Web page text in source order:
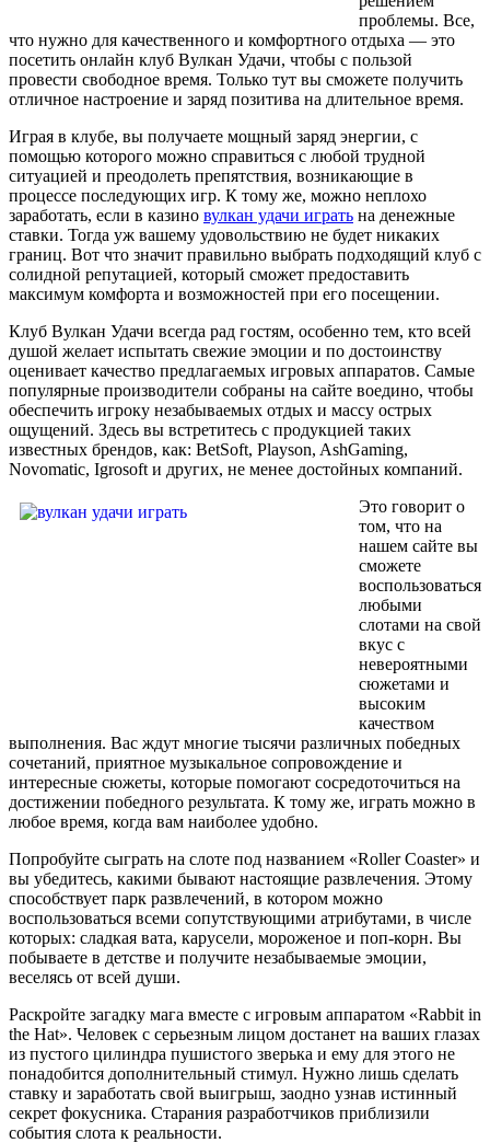
проблемы. Все,
что нужно для качественного и комфортного отдыха — это
посетить онлайн клуб Вулкан Удачи, чтобы с пользой
провести свободное время. Только тут вы сможете получить
отличное настроение и заряд позитива на длительное время.
Играя в клубе, вы получаете мощный заряд энергии, с
помощью которого можно справиться с любой трудной
ситуацией и преодолеть препятствия, возникающие в
процессе последующих игр. К тому же, можно неплохо
заработать, если в казино вулкан удачи играть на денежные
ставки. Тогда уж вашему удовольствию не будет никаких
границ. Вот что значит правильно выбрать подходящий клуб с
солидной репутацией, который сможет предоставить
максимум комфорта и возможностей при его посещении.
Клуб Вулкан Удачи всегда рад гостям, особенно тем, кто всей
душой желает испытать свежие эмоции и по достоинству
оценивает качество предлагаемых игровых аппаратов. Самые
популярные производители собраны на сайте воедино, чтобы
обеспечить игроку незабываемых отдых и массу острых
ощущений. Здесь вы встретитесь с продукцией таких
известных брендов, как: BetSoft, Playson, AshGaming,
Novomatic, Igrosoft и других, не менее достойных компаний.
Это говорит о
том, что на
нашем сайте вы
сможете
воспользоваться
любыми
слотами на свой
вкус с
невероятными
сюжетами и
высоким
качеством
выполнения. Вас ждут многие тысячи различных победных
сочетаний, приятное музыкальное сопровождение и
интересные сюжеты, которые помогают сосредоточиться на
достижении победного результата. К тому же, играть можно в
любое время, когда вам наиболее удобно.
Попробуйте сыграть на слоте под названием «Roller Coaster» и
вы убедитесь, какими бывают настоящие развлечения. Этому
способствует парк развлечений, в котором можно
воспользоваться всеми сопутствующими атрибутами, в числе
которых: сладкая вата, карусели, мороженое и поп-корн. Вы
побываете в детстве и получите незабываемые эмоции,
веселясь от всей души.
Раскройте загадку мага вместе с игровым аппаратом «Rabbit in
the Hat». Человек с серьезным лицом достанет на ваших глазах
из пустого цилиндра пушистого зверька и ему для этого не
понадобится дополнительный стимул. Нужно лишь сделать
ставку и заработать свой выигрыш, заодно узнав истинный
секрет фокусника. Старания разработчиков приблизили
события слота к реальности.